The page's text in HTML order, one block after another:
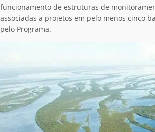
funcionamento de estruturas de
associadas a projetos em pelo menos cinco
pelo Programa.